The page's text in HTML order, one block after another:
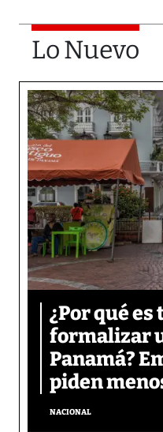
Lo Nuevo
¿Por qué
formalizar
Panamá?
piden
NACIONAL